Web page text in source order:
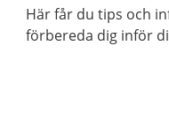
Här får du tips och
förbereda dig inför